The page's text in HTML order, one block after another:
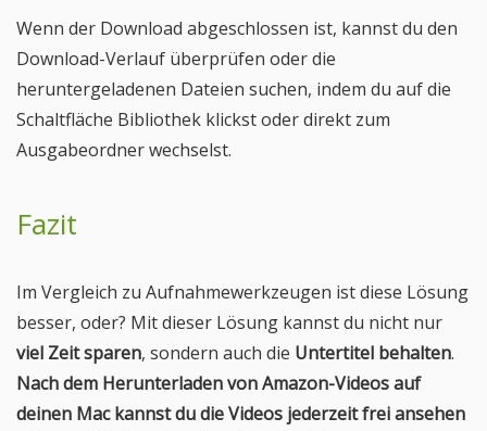
Wenn der Download abgeschlossen ist, kannst du den
Download-Verlauf überprüfen oder die
heruntergeladenen Dateien suchen, indem du auf die
Schaltfläche Bibliothek klickst oder direkt zum
Ausgabeordner wechselst.
Fazit
Im Vergleich zu Aufnahmewerkzeugen ist diese Lösung
besser, oder? Mit dieser Lösung kannst du nicht nur
viel Zeit sparen, sondern auch die Untertitel behalten.
Nach dem Herunterladen von Amazon-Videos auf
deinen Mac kannst du die Videos jederzeit frei ansehen